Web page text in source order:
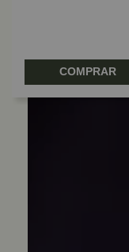
COMPRAR